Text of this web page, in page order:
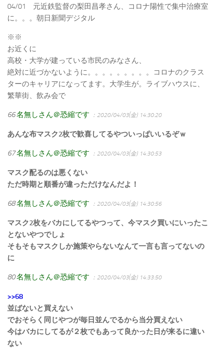
04/01 元近鉄監督の梨田昌孝さん、コロナ陽性で集中治療室
に。。。朝日新聞デジタル
※※
お近くに
高校・大学が建っている市民のみなさん、
絶対に近づかないように。。。。。。。。。コロナのクラス
ターのキャリアになってます。大学生が。ライブハウスに、
繁華街、飲み会で
66名無しさん＠恐縮です ：2020/04/03(金) 14:30:20
あんな布マスク2枚で歓喜してるやついっぱいいるぞｗ
67名無しさん＠恐縮です ：2020/04/03(金) 14:30:53
マスク配るのは悪くない
ただ時期と順番が違っただけなんだよ！
68名無しさん＠恐縮です ：2020/04/03(金) 14:30:56
マスク2枚をバカにしてるやつって、今マスク買いにいったこ
とないやつでしょ
そもそもマスクしか施策やらないなんて一言も言ってないの
に
80名無しさん＠恐縮です ：2020/04/03(金) 14:33:50
>>68
並ばないと買えない
でおそらく同じやつが毎日並んでるから当分買えない
今はバカにしてるが２枚でもあって良かった日が来るに違い
ない